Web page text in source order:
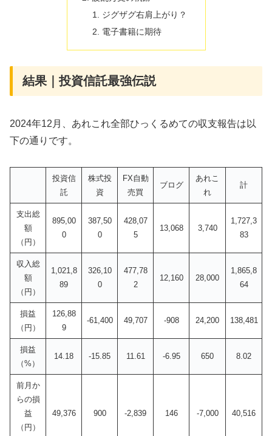
ジグザグ右肩上がり？
電子書籍に期待
結果｜投資信託最強伝説
2024年12月、あれこれ全部ひっくるめての収支報告は以
下の通りです。
投資信
託
株式投
資
FX自動
売買
ブログ
あれこ
れ
計
支出総
額
（円）
895,00
0
387,50
0
428,07
5
13,068 3,740
1,727,3
83
収入総
額
（円）
1,021,8
89
326,10
0
477,78
2
12,160 28,000
1,865,8
64
損益
（円）
126,88
9
-61,400 49,707 -908 24,200 138,481
損益
（%）
14.18 -15.85 11.61 -6.95 650 8.02
前月か
らの損
益
（円）
49,376 900 -2,839 146 -7,000 40,516